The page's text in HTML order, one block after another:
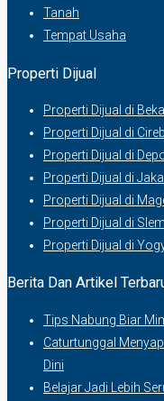
Tanah
Tempat Usaha
Properti Dijual
Properti Dijual di
Properti Dijual di
Properti Dijual di
Properti Dijual di
Properti Dijual di
Properti Dijual di
Properti Dijual di
Berita Dan Artikel
Tips Nabung Biar
Caturtunggal
Dini
Belajar Jadi Lebih